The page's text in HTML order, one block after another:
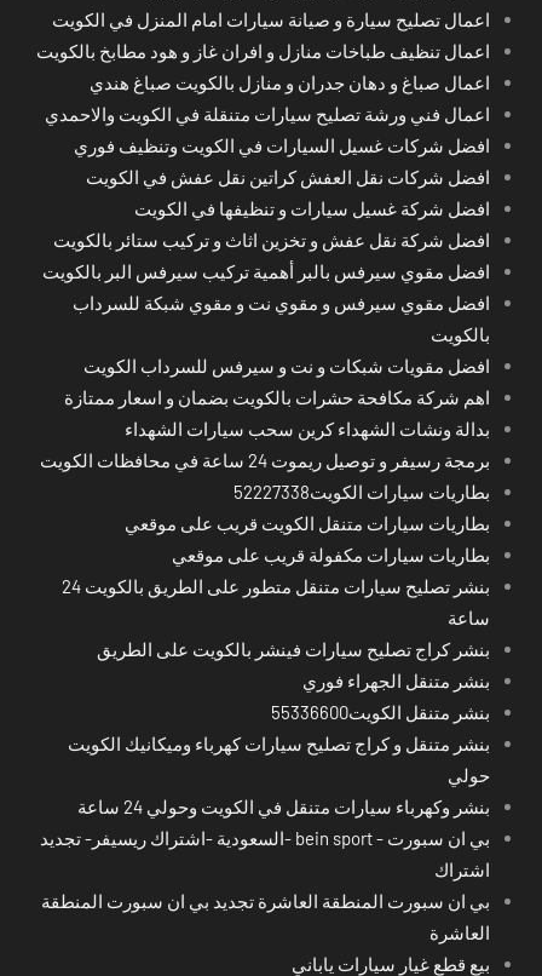
اعمال تصليح سيارة و صيانة سيارات امام المنزل في الكويت
اعمال تنظيف طباخات منازل و افران غاز و هود مطابخ بالكويت
اعمال صباغ و دهان جدران و منازل بالكويت صباغ هندي
اعمال فني ورشة تصليح سيارات متنقلة في الكويت والاحمدي
افضل شركات غسيل السيارات في الكويت وتنظيف فوري
افضل شركات نقل العفش كراتين نقل عفش في الكويت
افضل شركة غسيل سيارات و تنظيفها في الكويت
افضل شركة نقل عفش و تخزين اثاث و تركيب ستائر بالكويت
افضل مقوي سيرفس بالبر أهمية تركيب سيرفس البر بالكويت
افضل مقوي سيرفس و مقوي نت و مقوي شبكة للسرداب
بالكويت
افضل مقويات شبكات و نت و سيرفس للسرداب الكويت
اهم شركة مكافحة حشرات بالكويت بضمان و اسعار ممتازة
بدالة ونشات الشهداء كرين سحب سيارات الشهداء
برمجة رسيفر و توصيل ريموت 24 ساعة في محافظات الكويت
بطاريات سيارات الكويت52227338
بطاريات سيارات متنقل الكويت قريب على موقعي
بطاريات سيارات مكفولة قريب على موقعي
بنشر تصليح سيارات متنقل متطور على الطريق بالكويت 24
ساعة
بنشر كراج تصليح سيارات فينشر بالكويت على الطريق
بنشر متنقل الجهراء فوري
بنشر متنقل الكويت55336600
بنشر متنقل و كراج تصليح سيارات كهرباء وميكانيك الكويت
حولي
بنشر وكهرباء سيارات متنقل في الكويت وحولي 24 ساعة
بي ان سبورت - bein sport -السعودية -اشتراك ريسيفر- تجديد
اشتراك
بي ان سبورت المنطقة العاشرة تجديد بي ان سبورت المنطقة
العاشرة
بيع قطع غيار سيارات ياباني